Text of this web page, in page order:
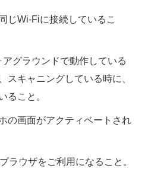
じWi-Fiに接続しているこ
グラウンドで動作している
スキャニングしている時に、
ること。
の画面がアクティベートされ
ブラウザをご利用になること。